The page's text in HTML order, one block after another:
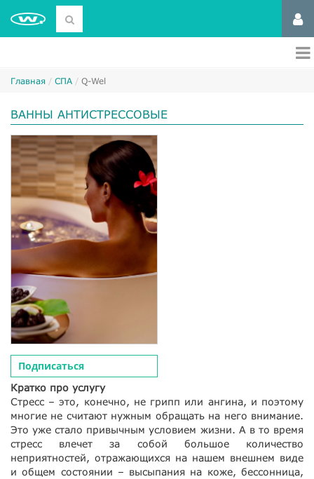
Главная СПА Q-Wel
ВАННЫ АНТИСТРЕССОВЫЕ
Подписаться
Кратко про услугу
Стресс – это, конечно, не грипп или ангина, и поэтому
многие не считают нужным обращать на него внимание.
Это уже стало привычным условием жизни. А в то время
стресс влечет за собой большое количество
неприятностей, отражающихся на нашем внешнем виде
и общем состоянии – высыпания на коже, бессонница,